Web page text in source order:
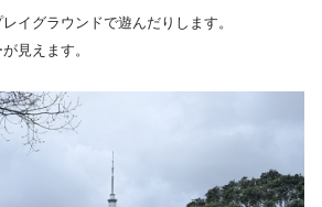
イグラウンドで遊んだりします。
見えます。